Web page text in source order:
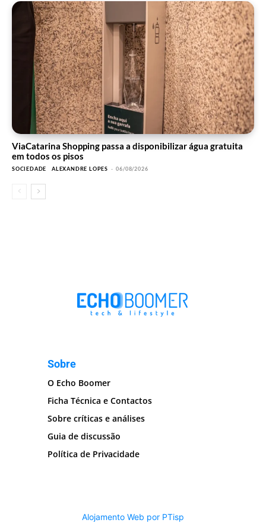
ViaCatarina Shopping passa a disponibilizar água gratuita
em todos os pisos
SOCIEDADE ALEXANDRE LOPES - 06/08/2026
Sobre
O Echo Boomer
Ficha Técnica e Contactos
Sobre críticas e análises
Guia de discussão
Política de Privacidade
Alojamento Web por PTisp